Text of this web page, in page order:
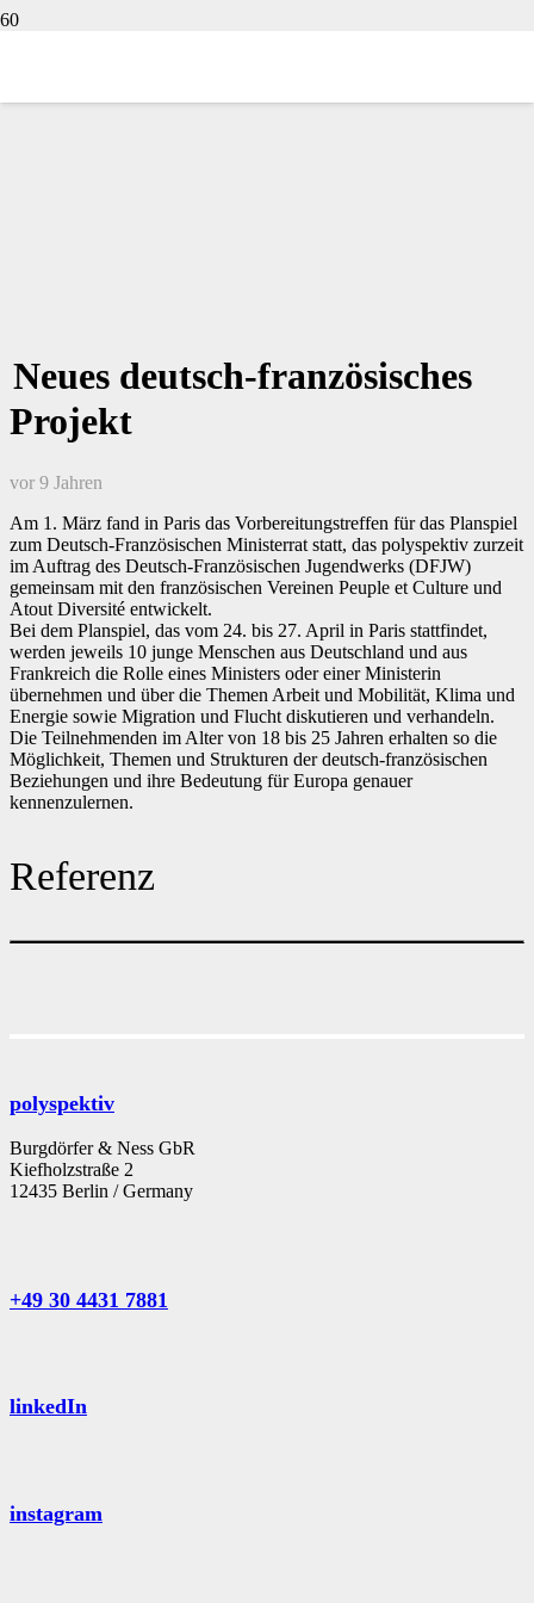
Neues deutsch-französisches
Projekt
vor 9 Jahren
Am 1. März fand in Paris das Vorbereitungstreffen für das Planspiel
zum Deutsch-Französischen Ministerrat statt, das polyspektiv zurzeit
im Auftrag des Deutsch-Französischen Jugendwerks (DFJW)
gemeinsam mit den französischen Vereinen Peuple et Culture und
Atout Diversité entwickelt.
Bei dem Planspiel, das vom 24. bis 27. April in Paris stattfindet,
werden jeweils 10 junge Menschen aus Deutschland und aus
Frankreich die Rolle eines Ministers oder einer Ministerin
übernehmen und über die Themen Arbeit und Mobilität, Klima und
Energie sowie Migration und Flucht diskutieren und verhandeln.
Die Teilnehmenden im Alter von 18 bis 25 Jahren erhalten so die
Möglichkeit, Themen und Strukturen der deutsch-französischen
Beziehungen und ihre Bedeutung für Europa genauer
kennenzulernen.
Referenz
polyspektiv
Burgdörfer & Ness GbR
Kiefholzstraße 2
12435 Berlin / Germany
+49 30 4431 7881
linkedIn
instagram